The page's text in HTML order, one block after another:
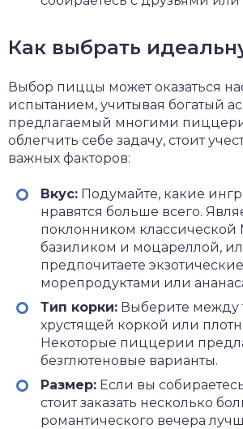
Как выбрать
Выбор пиццы может оказаться
испытанием, учитывая богатый
предлагаемый многими
облегчить себе задачу, стоит
важных факторов:
Вкус: Подумайте, какие
нравятся больше всего.
поклонником классической
базиликом и моцареллой,
предпочитаете
морепродуктами или
Тип корки: Выберите между
хрустящей коркой или
Некоторые пиццерии
безглютеновые варианты.
Размер: Если вы
стоит заказать несколько
романтического вечера